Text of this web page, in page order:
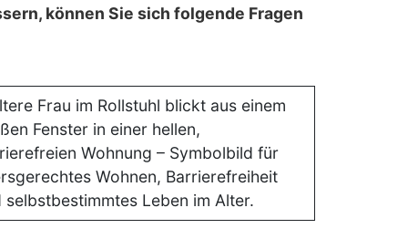
können Sie sich folgende Fragen